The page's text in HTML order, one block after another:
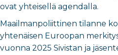
ovat yhteisellä agendalla.
Maailmanpoliittinen tilanne
yhtenäisen Euroopan
vuonna 2025 Sivistan ja